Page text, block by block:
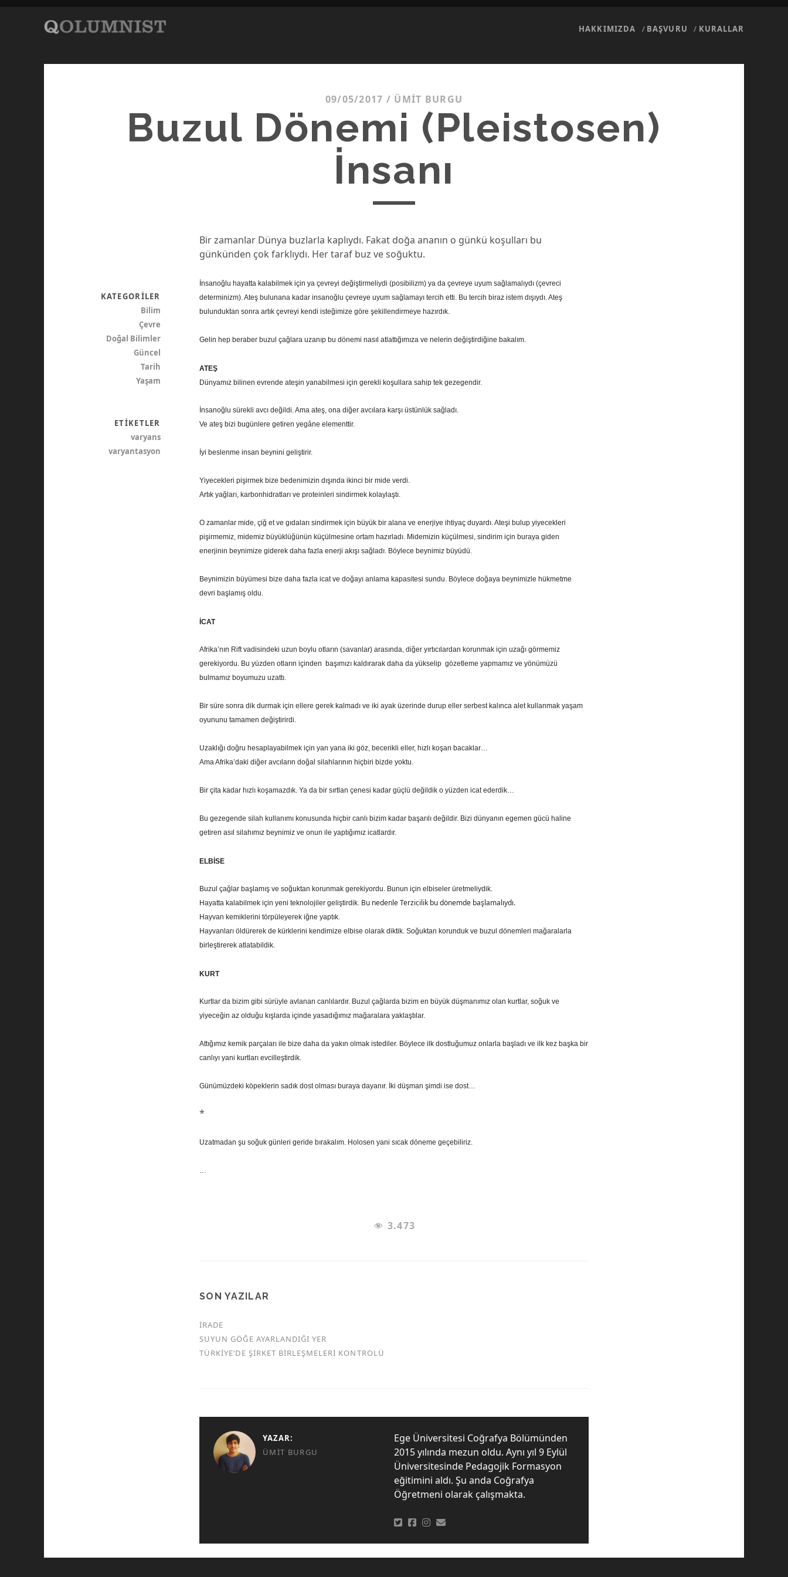
HAKKIMIZDA BAŞVURU KURALLAR
09/05/2017 / ÜMIT BURGU
Buzul Dönemi (Pleistosen)
İnsanı
Bir zamanlar Dünya buzlarla kaplıydı. Fakat doğa ananın o günkü koşulları bu
günkünden çok farklıydı. Her taraf buz ve soğuktu.
İnsanoğlu hayatta kalabilmek için ya çevreyi değiştirmeliydi (posibilizm) ya da çevreye uyum sağlamalıydı (çevreci
determinizm). Ateş bulunana kadar insanoğlu çevreye uyum sağlamayı tercih etti. Bu tercih biraz istem dışıydı. Ateş
bulunduktan sonra artık çevreyi kendi isteğimize göre şekillendirmeye hazırdık.
Gelin hep beraber buzul çağlara uzanıp bu dönemi nasıl atlattığımıza ve nelerin değiştirdiğine bakalım.
ATEŞ
Dünyamız bilinen evrende ateşin yanabilmesi için gerekli koşullara sahip tek gezegendir.
İnsanoğlu sürekli avcı değildi. Ama ateş, ona diğer avcılara karşı üstünlük sağladı.
Ve ateş bizi bugünlere getiren yegâne elementtir.
İyi beslenme insan beynini geliştirir.
Yiyecekleri pişirmek bize bedenimizin dışında ikinci bir mide verdi.
Artık yağları, karbonhidratları ve proteinleri sindirmek kolaylaştı.
O zamanlar mide, çiğ et ve gıdaları sindirmek için büyük bir alana ve enerjiye ihtiyaç duyardı. Ateşi bulup yiyecekleri
pişirmemiz, midemiz büyüklüğünün küçülmesine ortam hazırladı. Midemizin küçülmesi, sindirim için buraya giden
enerjinin beynimize giderek daha fazla enerji akışı sağladı. Böylece beynimiz büyüdü.
Beynimizin büyümesi bize daha fazla icat ve doğayı anlama kapasitesi sundu. Böylece doğaya beynimizle hükmetme
devri başlamış oldu.
İCAT
Afrika’nın Rift vadisindeki uzun boylu otların (savanlar) arasında, diğer yırtıcılardan korunmak için uzağı görmemiz
gerekiyordu. Bu yüzden otların içinden başımızı kaldırarak daha da yükselip gözetleme yapmamız ve yönümüzü
bulmamız boyumuzu uzattı.
Bir süre sonra dik durmak için ellere gerek kalmadı ve iki ayak üzerinde durup eller serbest kalınca alet kullanmak yaşam
oyununu tamamen değiştirirdi.
Uzaklığı doğru hesaplayabilmek için yan yana iki göz, becerikli eller, hızlı koşan bacaklar…
Ama Afrika’daki diğer avcıların doğal silahlarının hiçbiri bizde yoktu.
Bir çita kadar hızlı koşamazdık. Ya da bir sırtlan çenesi kadar güçlü değildik o yüzden icat ederdik…
Bu gezegende silah kullanımı konusunda hiçbir canlı bizim kadar başarılı değildir. Bizi dünyanın egemen gücü haline
getiren asıl silahımız beynimiz ve onun ile yaptığımız icatlardır.
ELBİSE
Buzul çağlar başlamış ve soğuktan korunmak gerekiyordu. Bunun için elbiseler üretmeliydik.
Hayatta kalabilmek için yeni teknolojiler geliştirdik. Bu nedenle Terzicilik bu dönemde başlamalıydı.
Hayvan kemiklerini törpüleyerek iğne yaptık.
Hayvanları öldürerek de kürklerini kendimize elbise olarak diktik. Soğuktan korunduk ve buzul dönemleri mağaralarla
birleştirerek atlatabildik.
KURT
Kurtlar da bizim gibi sürüyle avlanan canlılardır. Buzul çağlarda bizim en büyük düşmanımız olan kurtlar, soğuk ve
yiyeceğin az olduğu kışlarda içinde yasadığımız mağaralara yaklaştılar.
Attığımız kemik parçaları ile bize daha da yakın olmak istediler. Böylece ilk dostluğumuz onlarla başladı ve ilk kez başka bir
canlıyı yani kurtları evcilleştirdik.
Günümüzdeki köpeklerin sadık dost olması buraya dayanır. İki düşman şimdi ise dost…
*
Uzatmadan şu soğuk günleri geride bırakalım. Holosen yani sıcak döneme geçebiliriz.
…
3.473
SON YAZILAR
İRADE
SUYUN GÖĞE AYARLANDIĞI YER
TÜRKİYE’DE ŞİRKET BİRLEŞMELERİ KONTROLÜ
KATEGORILER
Bilim
Çevre
Doğal Bilimler
Güncel
Tarih
Yaşam
ETIKETLER
varyans
varyantasyon
YAZAR:
ÜMIT BURGU
Ege Üniversitesi Coğrafya Bölümünden
2015 yılında mezun oldu. Aynı yıl 9 Eylül
Üniversitesinde Pedagojik Formasyon
eğitimini aldı. Şu anda Coğrafya
Öğretmeni olarak çalışmakta.